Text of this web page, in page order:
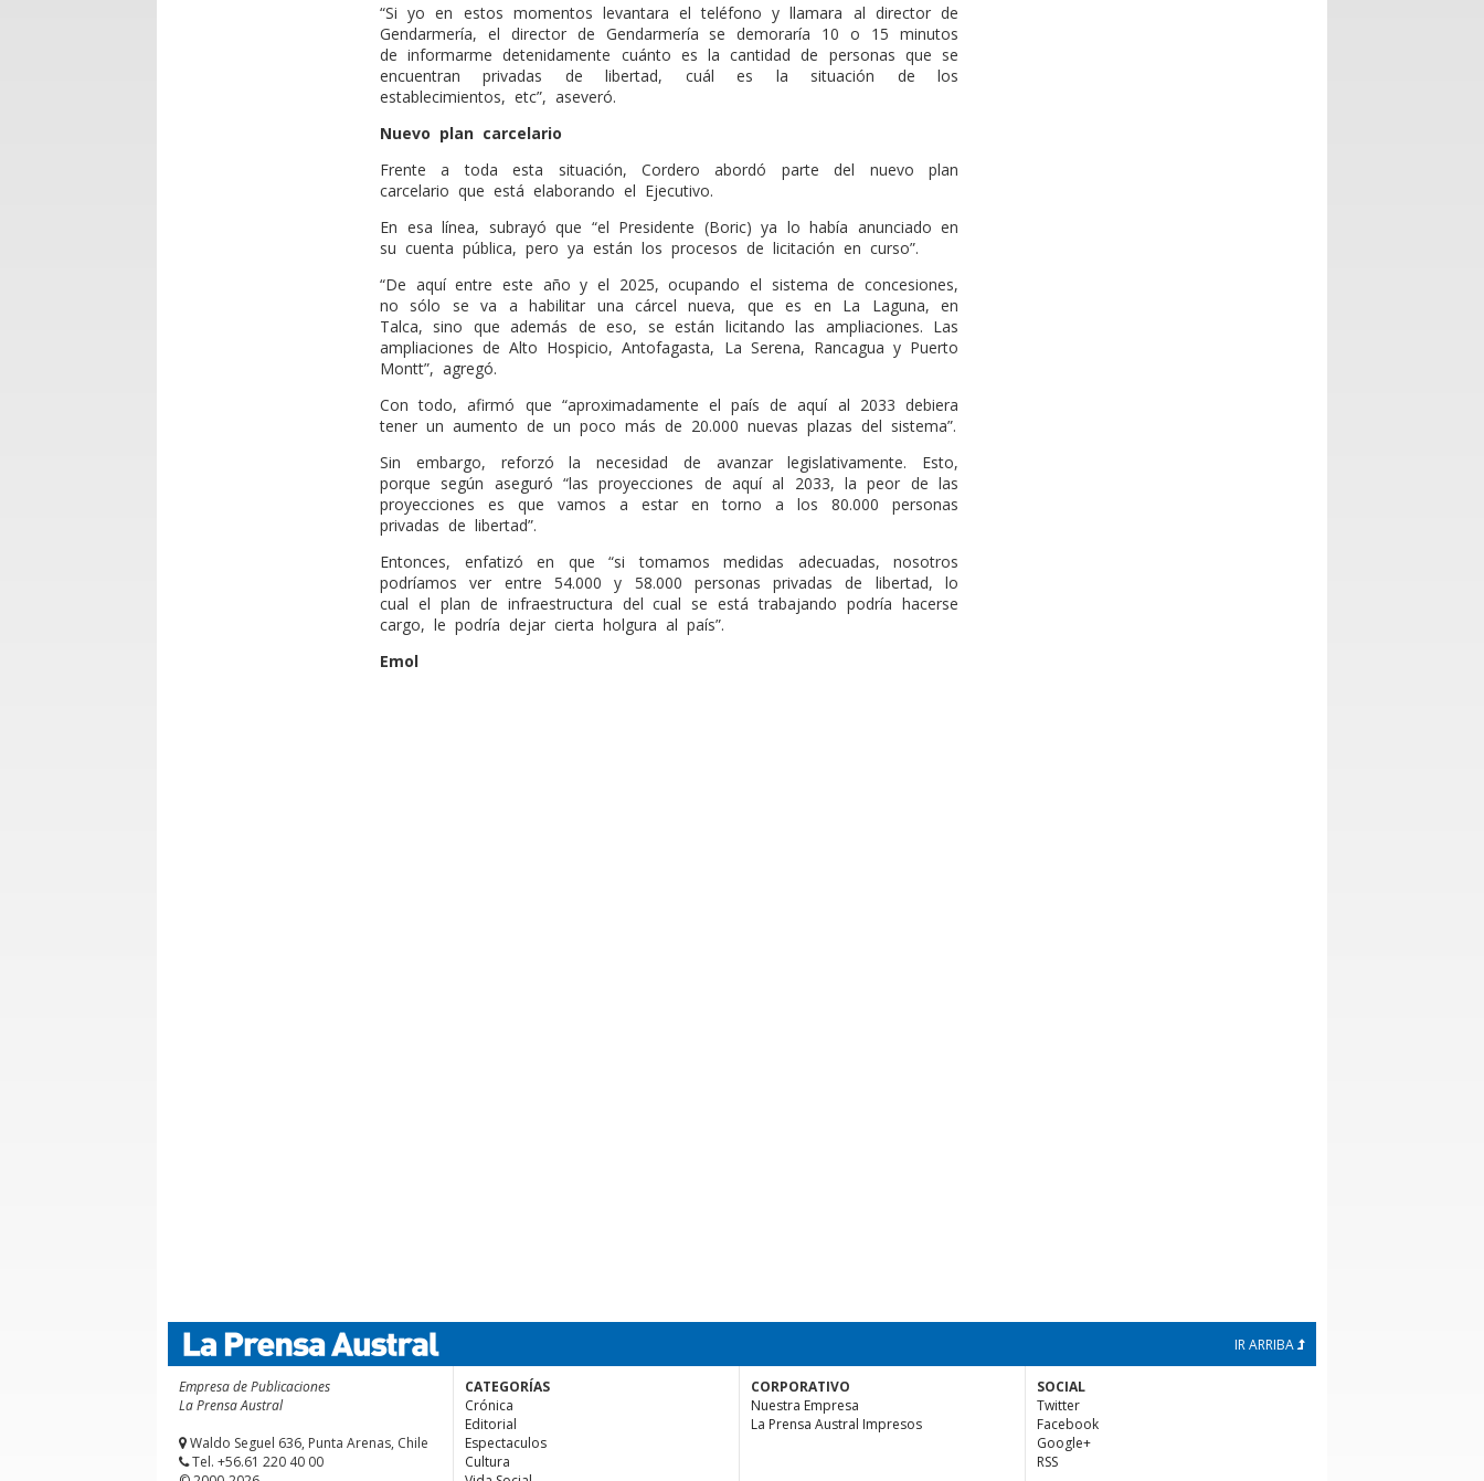
“Si yo en estos momentos levantara el teléfono y llamara al director de
Gendarmería, el director de Gendarmería se demoraría 10 o 15 minutos
de informarme detenidamente cuánto es la cantidad de personas que se
encuentran privadas de libertad, cuál es la situación de los
establecimientos, etc”, aseveró.
Nuevo plan carcelario
Frente a toda esta situación, Cordero abordó parte del nuevo plan
carcelario que está elaborando el Ejecutivo.
En esa línea, subrayó que “el Presidente (Boric) ya lo había anunciado en
su cuenta pública, pero ya están los procesos de licitación en curso”.
“De aquí entre este año y el 2025, ocupando el sistema de concesiones,
no sólo se va a habilitar una cárcel nueva, que es en La Laguna, en
Talca, sino que además de eso, se están licitando las ampliaciones. Las
ampliaciones de Alto Hospicio, Antofagasta, La Serena, Rancagua y Puerto
Montt”, agregó.
Con todo, afirmó que “aproximadamente el país de aquí al 2033 debiera
tener un aumento de un poco más de 20.000 nuevas plazas del sistema”.
Sin embargo, reforzó la necesidad de avanzar legislativamente. Esto,
porque según aseguró “las proyecciones de aquí al 2033, la peor de las
proyecciones es que vamos a estar en torno a los 80.000 personas
privadas de libertad”.
Entonces, enfatizó en que “si tomamos medidas adecuadas, nosotros
podríamos ver entre 54.000 y 58.000 personas privadas de libertad, lo
cual el plan de infraestructura del cual se está trabajando podría hacerse
cargo, le podría dejar cierta holgura al país”.
Emol
IR ARRIBA
Empresa de Publicaciones
La Prensa Austral
Waldo Seguel 636, Punta Arenas, Chile
Tel. +56.61 220 40 00
CATEGORÍAS
Crónica
Editorial
Espectaculos
Cultura
CORPORATIVO
Nuestra Empresa
La Prensa Austral Impresos
SOCIAL
Twitter
Facebook
Google+
RSS